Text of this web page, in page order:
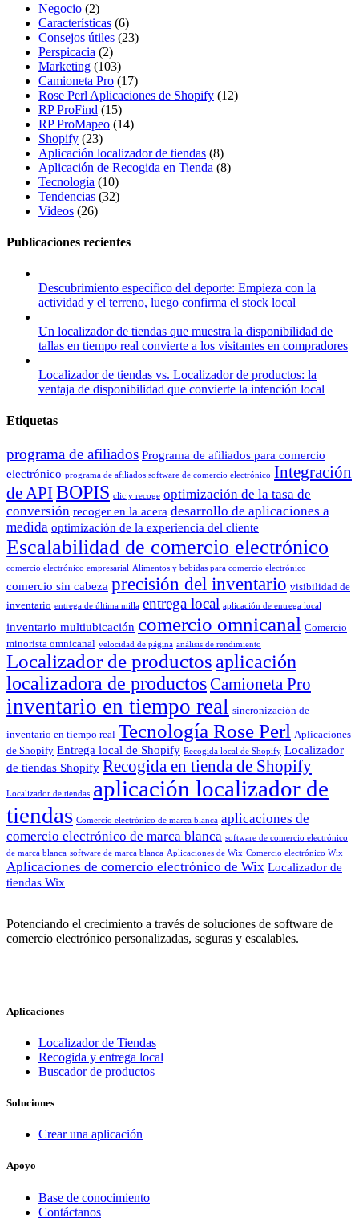
Negocio (2)
Características (6)
Consejos útiles (23)
Perspicacia (2)
Marketing (103)
Camioneta Pro (17)
Rose Perl Aplicaciones de Shopify (12)
RP ProFind (15)
RP ProMapeo (14)
Shopify (23)
Aplicación localizador de tiendas (8)
Aplicación de Recogida en Tienda (8)
Tecnología (10)
Tendencias (32)
Videos (26)
Publicaciones recientes
Descubrimiento específico del deporte: Empieza con la
actividad y el terreno, luego confirma el stock local
Un localizador de tiendas que muestra la disponibilidad de
tallas en tiempo real convierte a los visitantes en compradores
Localizador de tiendas vs. Localizador de productos: la
ventaja de disponibilidad que convierte la intención local
Etiquetas
programa de afiliados Programa de afiliados para comercio
electrónico programa de afiliados software de comercio electrónico Integración
de APIBOPIS clic y recoge optimización de la tasa de
conversión recoger en la acera desarrollo de aplicaciones a
medida optimización de la experiencia del cliente
Escalabilidad de comercio electrónico
comercio electrónico empresarial Alimentos y bebidas para comercio electrónico
comercio sin cabeza precisión del inventario visibilidad de
inventario entrega de última milla entrega local aplicación de entrega local
inventario multiubicación comercio omnicanal Comercio
minorista omnicanal velocidad de página análisis de rendimiento
Localizador de productosaplicación
localizadora de productosCamioneta Pro
inventario en tiempo real sincronización de
inventario en tiempo real Tecnología Rose Perl Aplicaciones
de Shopify Entrega local de Shopify Recogida local de Shopify Localizador
de tiendas Shopify Recogida en tienda de Shopify
Localizador de tiendas aplicación localizador de
tiendas Comercio electrónico de marca blanca aplicaciones de
comercio electrónico de marca blanca software de comercio electrónico
de marca blanca software de marca blanca Aplicaciones de Wix Comercio electrónico Wix
Aplicaciones de comercio electrónico de Wix Localizador de
tiendas Wix
Potenciando el crecimiento a través de soluciones de software de
comercio electrónico personalizadas, seguras y escalables.
Aplicaciones
Localizador de Tiendas
Recogida y entrega local
Buscador de productos
Soluciones
Crear una aplicación
Apoyo
Base de conocimiento
Contáctanos